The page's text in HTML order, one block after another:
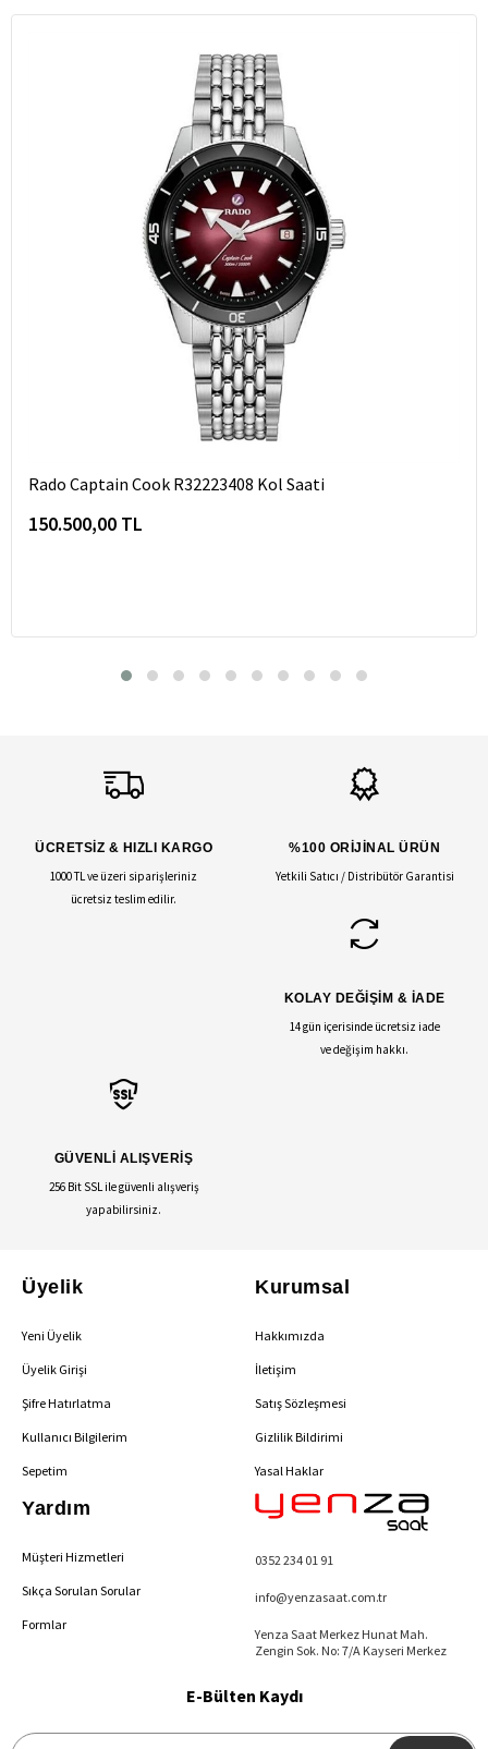
Rado Captain Cook R32223408 Kol Saati
150.500,00 TL
ÜCRETSİZ & HIZLI KARGO
1000 TL ve üzeri siparişleriniz
ücretsiz teslim edilir.
%100 ORİJİNAL ÜRÜN
Yetkili Satıcı / Distribütör Garantisi
KOLAY DEĞİŞİM & İADE
14 gün içerisinde ücretsiz iade
ve değişim hakkı.
GÜVENLİ ALIŞVERİŞ
256 Bit SSL ile güvenli alışveriş
yapabilirsiniz.
Üyelik
Yeni Üyelik
Üyelik Girişi
Şifre Hatırlatma
Kullanıcı Bilgilerim
Sepetim
Kurumsal
Hakkımızda
İletişim
Satış Sözleşmesi
Gizlilik Bildirimi
Yasal Haklar
Yardım
Müşteri Hizmetleri
Sıkça Sorulan Sorular
Formlar
0352 234 01 91
info@yenzasaat.com.tr
Yenza Saat Merkez Hunat Mah.
Zengin Sok. No: 7/A Kayseri Merkez
E-Bülten Kaydı